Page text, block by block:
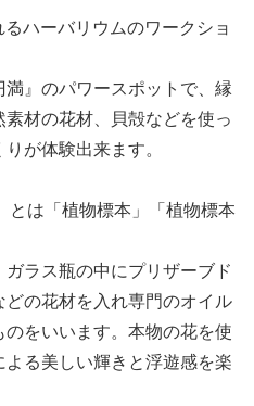
ハーバリウムのワークショ
満』のパワースポットで、縁
材の花材、貝殻などを使っ
が体験出来ます。
は「植物標本」「植物標本
ラス瓶の中にプリザーブド
の花材を入れ専門のオイル
をいいます。本物の花を使
る美しい輝きと浮遊感を楽